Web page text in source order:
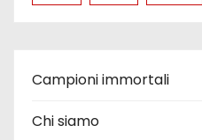
Campioni immortali
Chi siamo